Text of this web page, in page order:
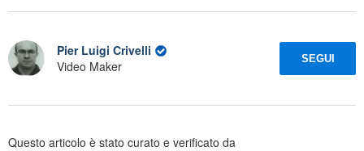
Pier Luigi Crivelli
Video Maker
SEGUI
Questo articolo è stato curato e verificato da